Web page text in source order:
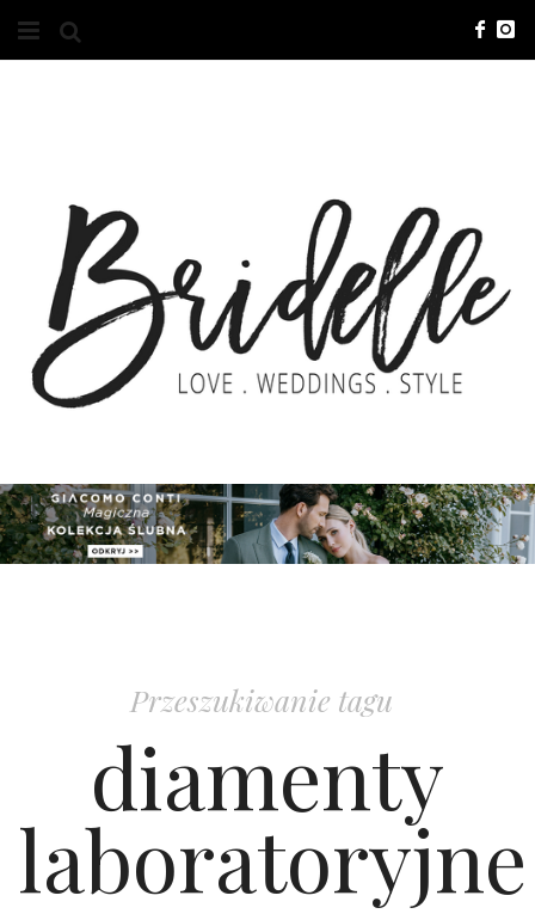
O NAS
KONTAKT
REKLAMA
ADVERTISING
ZGŁOSZENIA
KSIĄŻKI BRIDELLE
POLECANE FIRMY
WASZE ŚLUBY
Przeszukiwanie tagu
diamenty
laboratoryjne